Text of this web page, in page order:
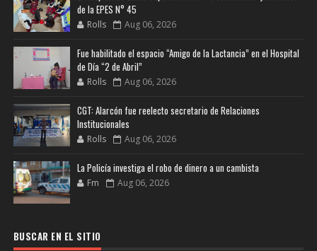
de la EPES N° 45
Rolls Aug 06, 2026
Fue habilitado el espacio “Amigo de la Lactancia” en el Hospital
de Día “2 de Abril”
Rolls Aug 06, 2026
CGT: Alarcón fue reelecto secretario de Relaciones
Institucionales
Rolls Aug 06, 2026
La Policía investiga el robo de dinero a un cambista
Fm Aug 06, 2026
BUSCAR EN EL SITIO